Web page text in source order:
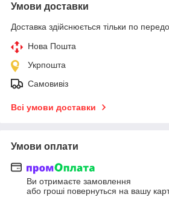
Умови доставки
Доставка здійснюється тільки по
Нова Пошта
Укрпошта
Самовивіз
Всі умови доставки
Умови оплати
Ви отримаєте замовлення
або гроші повернуться на вашу